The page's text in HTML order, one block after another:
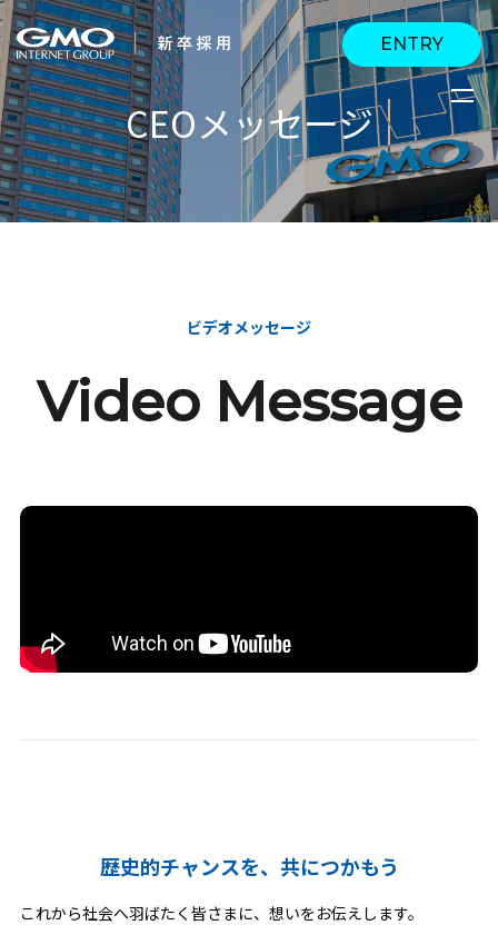
ENTRY
会社を知る
企業情報 CEOメッセージ
待遇・福利厚生 人財育成制度
オフィスツアー 社内イベント
AI活用
本選考・募集要項
10daysインターン
ネス実践インターン
CEOメッセージ
ビデオメッセージ
Video Message
歴史的チャンスを、共につかもう
これから社会へ羽ばたく皆さまに、想いをお伝えします。